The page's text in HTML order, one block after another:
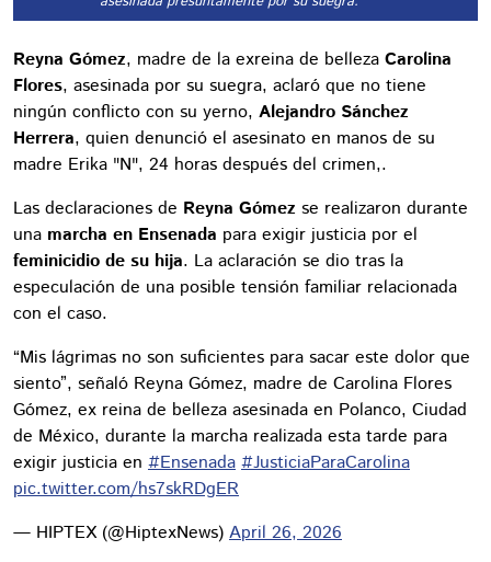
Reyna Gómez, madre de la exreina de belleza Carolina
Flores, asesinada por su suegra, aclaró que no tiene
ningún conflicto con su yerno, Alejandro Sánchez
Herrera, quien denunció el asesinato en manos de su
madre Erika "N", 24 horas después del crimen,.
Las declaraciones de Reyna Gómez se realizaron durante
una marcha en Ensenada para exigir justicia por el
feminicidio de su hija. La aclaración se dio tras la
especulación de una posible tensión familiar relacionada
con el caso.
“Mis lágrimas no son suficientes para sacar este dolor que
siento”, señaló Reyna Gómez, madre de Carolina Flores
Gómez, ex reina de belleza asesinada en Polanco, Ciudad
de México, durante la marcha realizada esta tarde para
exigir justicia en #Ensenada #JusticiaParaCarolina
pic.twitter.com/hs7skRDgER
— HIPTEX (@HiptexNews) April 26, 2026